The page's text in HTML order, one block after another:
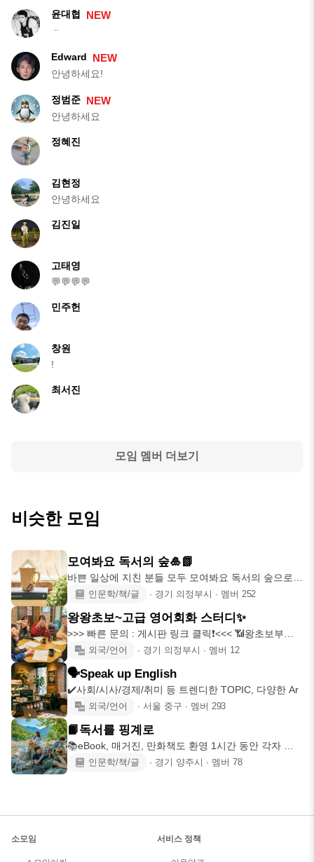
윤대협 NEW
ᆢ
Edward NEW
안녕하세요!
정범준 NEW
안녕하세요
정혜진
김현정
안녕하세요
김진일
고태영
💬💬💬💬
민주헌
창원
!
최서진
모임 멤버 더보기
비슷한 모임
모여봐요 독서의 숲🎍📗
바쁜 일상에 지친 분들 모두 모여봐요 독서의 숲으로
~~🎋🎍 우리 모임은
인문학/책/글 ∙ 경기 의정부시 ∙ 멤버 252
왕왕초보~고급 영어회화 스터디✨
>>> 빠른 문의 : 게시판 링크 클릭❗️<<< 📶왕초보부터
고급까지!
외국/언어 ∙ 경기 의정부시 ∙ 멤버 12
🗣️Speak up English
✔️사회/시사/경제/취미 등 트렌디한 TOPIC, 다양한 Ar
외국/언어 ∙ 서울 중구 ∙ 멤버 293
📙독서를 핑계로
📚eBook, 매거진, 만화책도 환영 1시간 동안 각자 준
비한 인문학/책/글 ∙ 경기 양주시 ∙ 멤버 78
소모임 서비스 정책